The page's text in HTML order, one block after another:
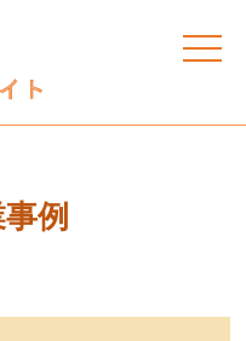
toggle
例